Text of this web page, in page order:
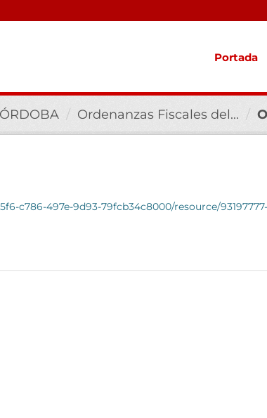
Portada
Ordenanzas Fiscales del...
c786-497e-9d93-79fcb34c8000/resource/